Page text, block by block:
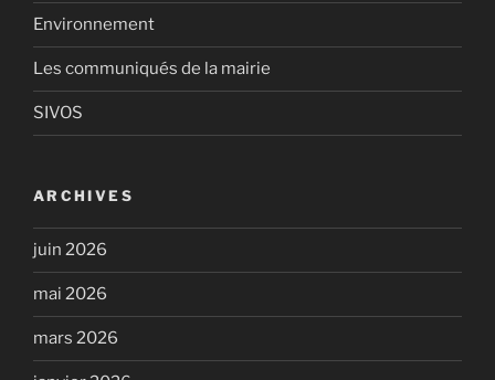
Environnement
Les communiqués de la mairie
SIVOS
ARCHIVES
juin 2026
mai 2026
mars 2026